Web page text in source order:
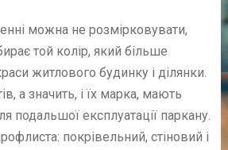
можна не розмірковувати,
той колір, який більше
житлового будинку і ділянки.
а значить, і їх марка, мають
подальшої експлуатації паркану.
покрівельний, стіновий і